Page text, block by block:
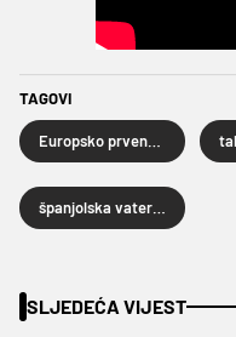
TAGOVI
SLJEDEĆA VIJEST